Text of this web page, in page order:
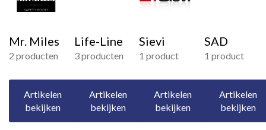
Mr. Miles
2 producten
Artikelen
bekijken
Life-Line
3 producten
Artikelen
bekijken
Sievi
1 product
Artikelen
bekijken
SAD
1 product
Artikelen
bekijken